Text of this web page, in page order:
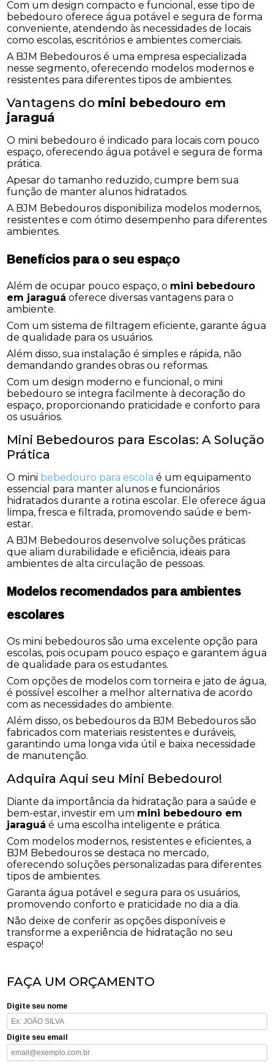
Com um design compacto e funcional, esse tipo de
bebedouro oferece água potável e segura de forma
conveniente, atendendo às necessidades de locais
como escolas, escritórios e ambientes comerciais.
A BJM Bebedouros é uma empresa especializada
nesse segmento, oferecendo modelos modernos e
resistentes para diferentes tipos de ambientes.
Vantagens do mini bebedouro em
jaraguá
O mini bebedouro é indicado para locais com pouco
espaço, oferecendo água potável e segura de forma
prática.
Apesar do tamanho reduzido, cumpre bem sua
função de manter alunos hidratados.
A BJM Bebedouros disponibiliza modelos modernos,
resistentes e com ótimo desempenho para diferentes
ambientes.
Benefícios para o seu espaço
Além de ocupar pouco espaço, o mini bebedouro
em jaraguá oferece diversas vantagens para o
ambiente.
Com um sistema de filtragem eficiente, garante água
de qualidade para os usuários.
Além disso, sua instalação é simples e rápida, não
demandando grandes obras ou reformas.
Com um design moderno e funcional, o mini
bebedouro se integra facilmente à decoração do
espaço, proporcionando praticidade e conforto para
os usuários.
Mini Bebedouros para Escolas: A Solução
Prática
O mini bebedouro para escola é um equipamento
essencial para manter alunos e funcionários
hidratados durante a rotina escolar. Ele oferece água
limpa, fresca e filtrada, promovendo saúde e bem-
estar.
A BJM Bebedouros desenvolve soluções práticas
que aliam durabilidade e eficiência, ideais para
ambientes de alta circulação de pessoas.
Modelos recomendados para ambientes
escolares
Os mini bebedouros são uma excelente opção para
escolas, pois ocupam pouco espaço e garantem água
de qualidade para os estudantes.
Com opções de modelos com torneira e jato de água,
é possível escolher a melhor alternativa de acordo
com as necessidades do ambiente.
Além disso, os bebedouros da BJM Bebedouros são
fabricados com materiais resistentes e duráveis,
garantindo uma longa vida útil e baixa necessidade
de manutenção.
Adquira Aqui seu Mini Bebedouro!
Diante da importância da hidratação para a saúde e
bem-estar, investir em um mini bebedouro em
jaraguá é uma escolha inteligente e prática.
Com modelos modernos, resistentes e eficientes, a
BJM Bebedouros se destaca no mercado,
oferecendo soluções personalizadas para diferentes
tipos de ambientes.
Garanta água potável e segura para os usuários,
promovendo conforto e praticidade no dia a dia.
Não deixe de conferir as opções disponíveis e
transforme a experiência de hidratação no seu
espaço!
FAÇA UM ORÇAMENTO
Digite seu nome
Digite seu email